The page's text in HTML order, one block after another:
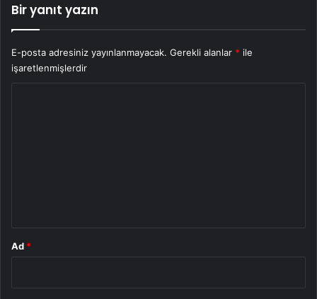
Bir yanıt yazın
E-posta adresiniz yayınlanmayacak. Gerekli alanlar * ile
işaretlenmişlerdir
Ad *